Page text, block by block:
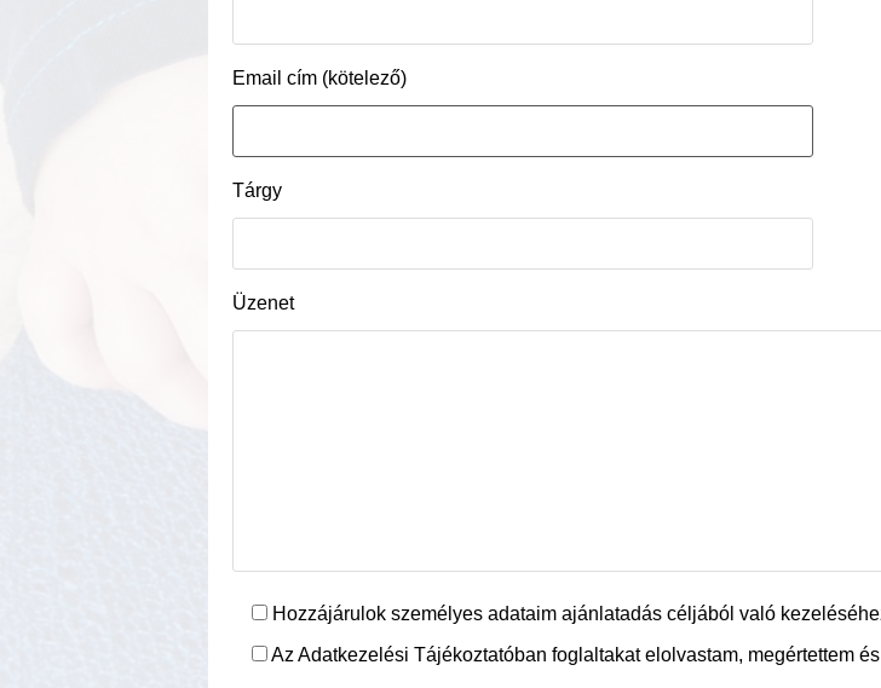
Email cím (kötelező)
Tárgy
Üzenet
Hozzájárulok személyes adataim ajánlatadás céljából való
Az Adatkezelési Tájékoztatóban foglaltakat elolvastam, megértettem